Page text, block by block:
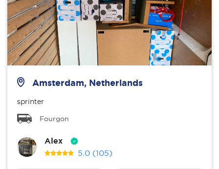
Amsterdam, Netherlands
sprinter
Fourgon
Alex
5.0 (105)